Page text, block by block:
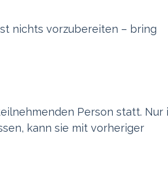
nichts vorzubereiten – bring
Person statt. Nur
kann sie mit vorheriger